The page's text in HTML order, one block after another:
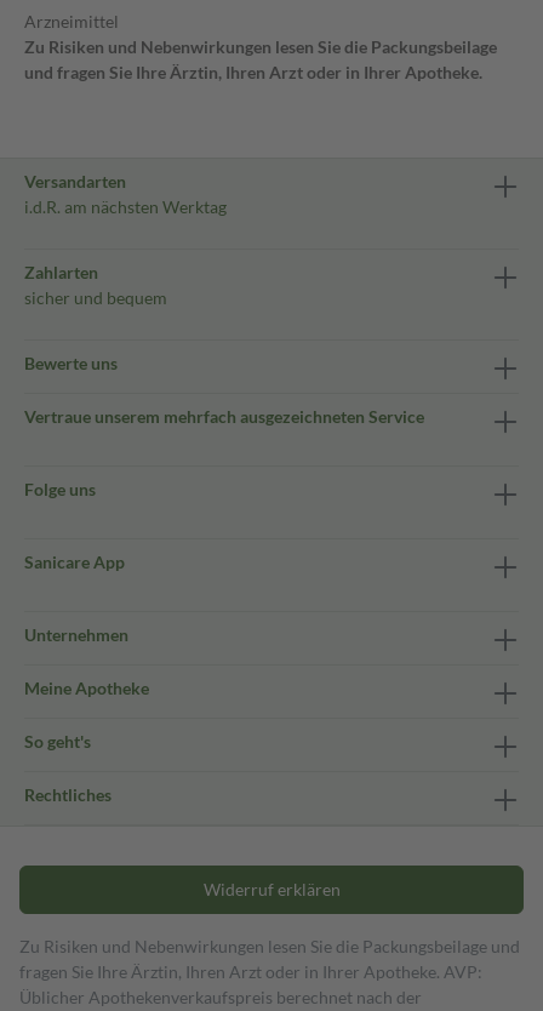
Arzneimittel
Zu Risiken und Nebenwirkungen lesen Sie die Packungsbeilage
und fragen Sie Ihre Ärztin, Ihren Arzt oder in Ihrer Apotheke.
Versandarten
i.d.R. am nächsten Werktag
Zahlarten
sicher und bequem
Bewerte uns
Vertraue unserem mehrfach ausgezeichneten Service
Folge uns
Sanicare App
Unternehmen
Meine Apotheke
So geht's
Rechtliches
Widerruf erklären
Zu Risiken und Nebenwirkungen lesen Sie die Packungsbeilage und
fragen Sie Ihre Ärztin, Ihren Arzt oder in Ihrer Apotheke. AVP:
Üblicher Apothekenverkaufspreis berechnet nach der